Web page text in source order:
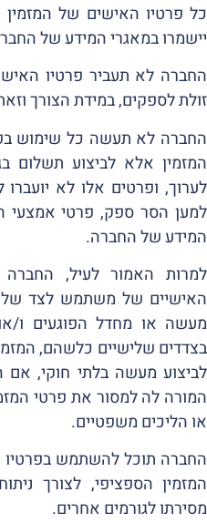
כל פרטיו האישים של
יישמרו במאגרי המידע של
החברה לא תעביר פרטיו
זולת לספקים, במידת הצורך
החברה לא תעשה כל שימוש
המזמין אלא לביצוע תשלום
לערוך, ופרטים אלו לא
למען הסר ספק, פרטי אמצעי
המידע של החברה.
למרות האמור לעיל,
האישיים של משתמש לצד
מעשה או מחדל הפוגעים ו/
בצדדים שלישיים כלשהם,
לביצוע מעשה בלתי חוקי, אם
המורה לה למסור את פרטי
או הליכים משפטיים.
החברה תוכל להשתמש בפרטיו
המזמין הספציפי, לצורך
מסירתו לגורמים אחרים.